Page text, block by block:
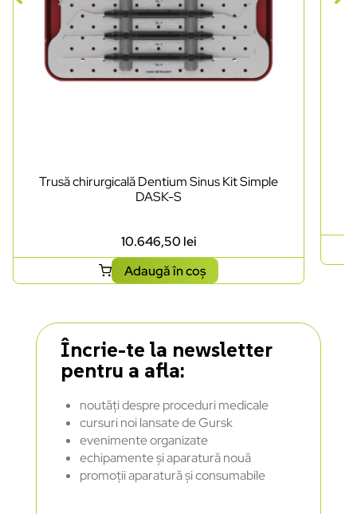
Trusă chirurgicală Dentium Sinus Kit Simple
DASK-S
10.646,50 lei
Adaugă în coș
Încrie-te la newsletter
pentru a afla:
noutăți despre proceduri medicale
cursuri noi lansate de Gursk
evenimente organizate
echipamente și aparatură nouă
promoții aparatură și consumabile